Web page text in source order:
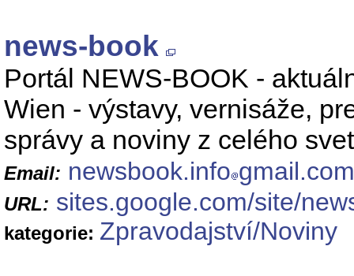
news-book
Portál NEWS-BOOK -
Wien - výstavy, vernisáže,
správy a noviny z celého
Email: newsbook.info gmail.com
URL: sites.google.com/site/
kategorie: Zpravodajství/Noviny